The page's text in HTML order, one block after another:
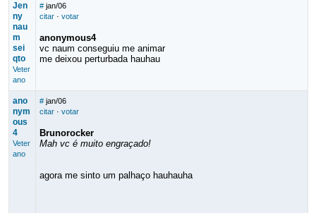
Jen
ny
nau
m
sei
qto
Veter
ano
# jan/06
citar· votar
anonymous4
vc naum conseguiu me animar
me deixou perturbada hauhau
ano
nym
ous
4
Veter
ano
# jan/06
citar· votar
Brunorocker
Mah vc é muito engraçado!
agora me sinto um palhaço hauhauha